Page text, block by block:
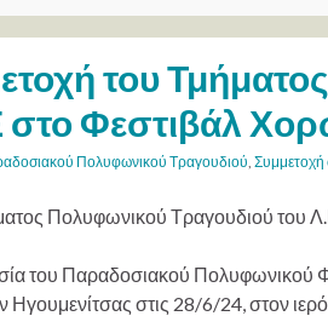
του
Φεστιβάλ
Πολυφωνικού Τραγουδιού, Συμμετοχή
Πολυφωνικού Τραγουδιού του
του Παραδοσιακού
στις 28/6/24, στον